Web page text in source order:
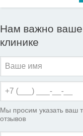
Нам важно ваше
клинике
Мы просим указать ваш
отзывов